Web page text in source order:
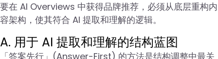
要在 AI Overviews 中获得品牌推荐，必须从底层重构内
容架构，使其符合 AI 提取和理解的逻辑。
A. 用于 AI 提取和理解的结构蓝图
「答案先行」(Answer-First) 的方法是结构调整中最关